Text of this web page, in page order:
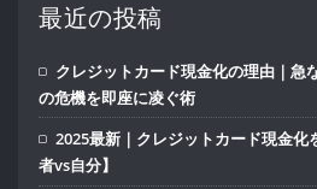
最近の投稿
クレジットカード現金化の理由｜急
の危機を即座に凌ぐ術
2025最新｜クレジットカード現金
者vs自分】